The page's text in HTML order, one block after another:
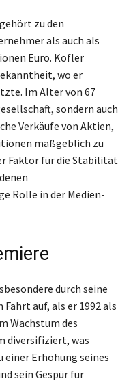
zu den
als auch als
Euro. Kofler
wo er
Im Alter von 67
sondern auch
Verkäufe von Aktien,
maßgeblich zu
Faktor für die Stabilität
Rolle in der Medien-
durch seine
auf, als er 1992 als
Wachstum des
diversifiziert, was
Erhöhung seines
sein Gespür für